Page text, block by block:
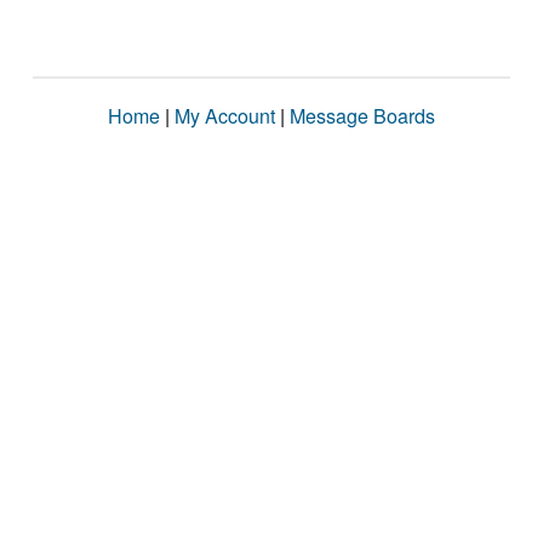
Home | My Account | Message Boards